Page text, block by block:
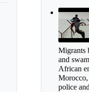
Migrants
and
African
police